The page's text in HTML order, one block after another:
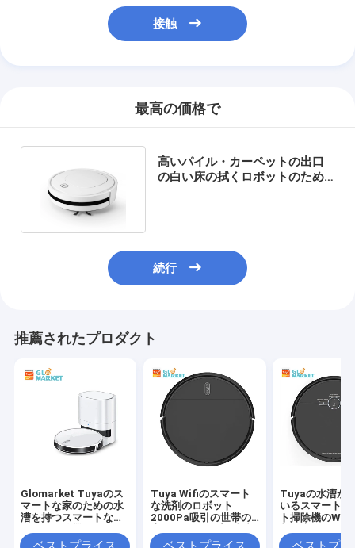
接触
最高の価格で
高いパイル・カーペットの出口
の白い床の拭くロボットのため
続行
推薦されたプロダクト
Glomarket Tuyaのス
マートな家のための水
漕を持つスマートなロ
Tuya Wifiのスマート
な洗剤のロボット
2000Pa吸引の世帯の
のロボット
Tuyaの水漕が
いるスマートな
ト掃除機のWifi
ロボット